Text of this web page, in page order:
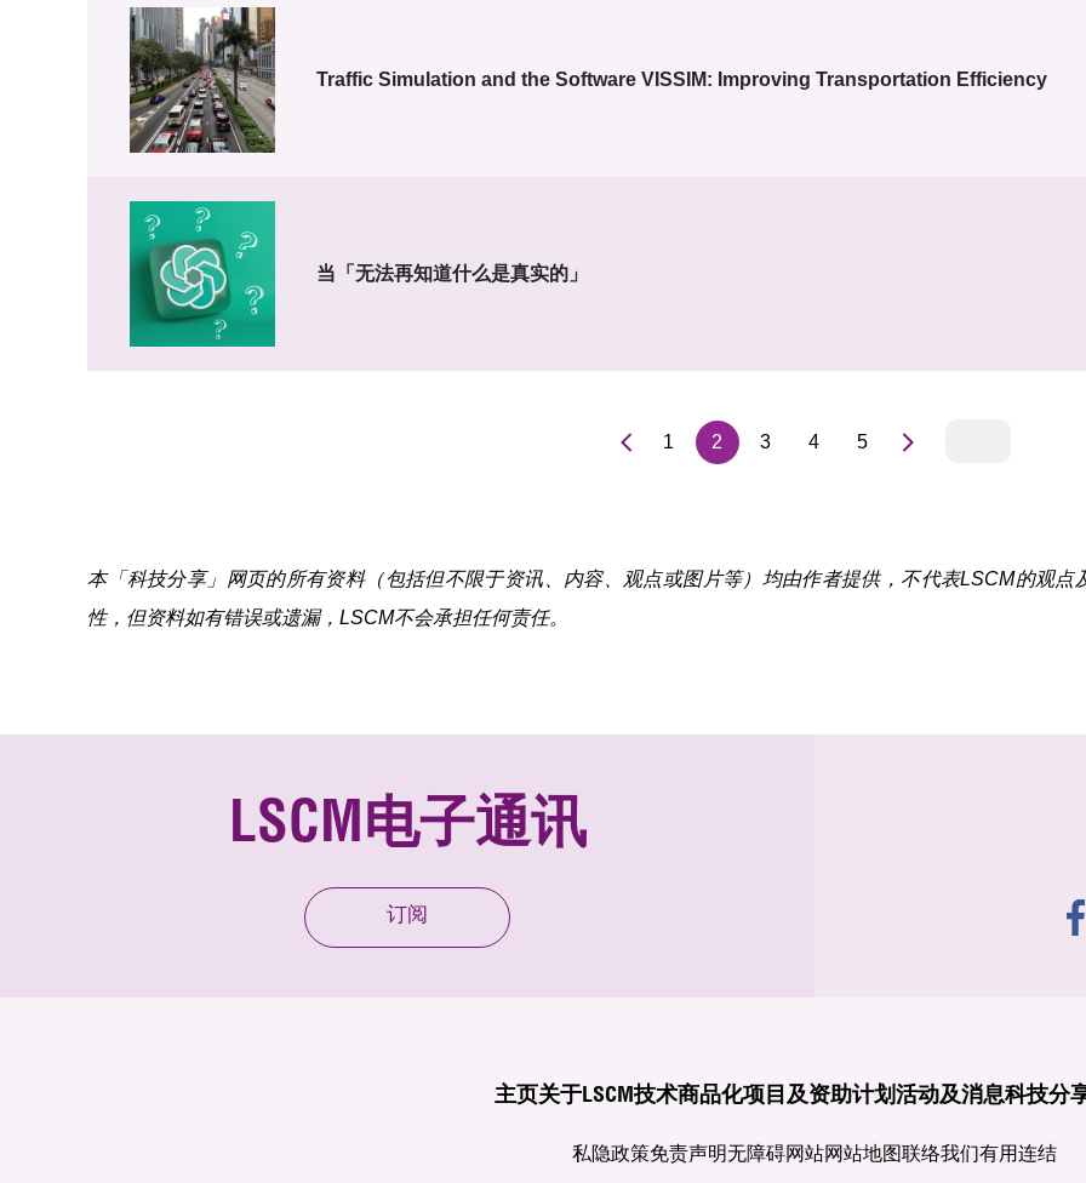
Traffic Simulation and the Software VISSIM: Improving Transportation Efficiency
当「无法再知道什么是真实的」
1 2 3 4 5
本「科技分享」网页的所有资料（包括但不限于资讯、内容、观点或图片等）均由作者提供，不代表LSCM的观
性，但资料如有错误或遗漏，LSCM不会承担任何责任。
LSCM电子通讯
订阅
主页关于LSCM技术商品化项目及资助计划活动及消息科技分
私隐政策免责声明无障碍网站网站地图联络我们有用连结